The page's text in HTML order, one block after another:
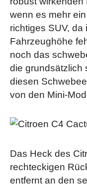
wenn es mehr
richtiges SUV, da
Fahrzeughöhe
noch das
die grundsätzlich
diesen
von den Mini-
Das Heck des
rechteckigen
entfernt an den